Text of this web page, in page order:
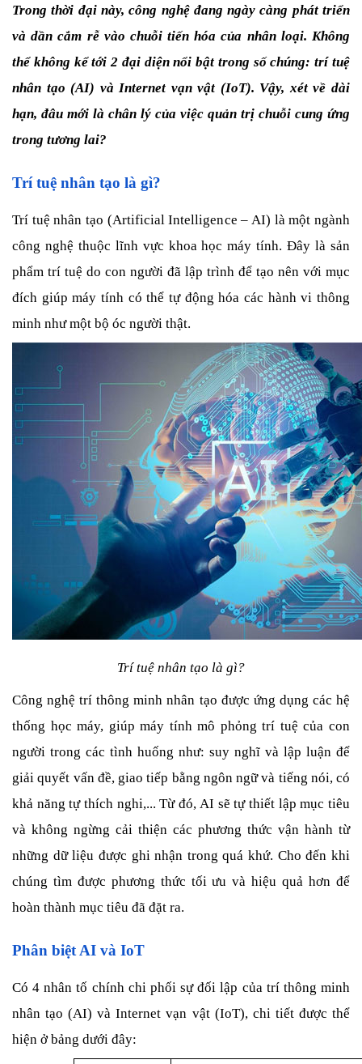
Trong thời đại này, công nghệ đang ngày càng phát triển
và dần cắm rễ vào chuỗi tiến hóa của nhân loại. Không
thể không kể tới 2 đại diện nổi bật trong số chúng: trí tuệ
nhân tạo (AI) và Internet vạn vật (IoT). Vậy, xét về dài
hạn, đâu mới là chân lý của việc quản trị chuỗi cung ứng
trong tương lai?
Trí tuệ nhân tạo là gì?
Trí tuệ nhân tạo (Artificial Intelligence – AI) là một ngành
công nghệ thuộc lĩnh vực khoa học máy tính. Đây là sản
phẩm trí tuệ do con người đã lập trình để tạo nên với mục
đích giúp máy tính có thể tự động hóa các hành vi thông
minh như một bộ óc người thật.
Trí tuệ nhân tạo là gì?
Công nghệ trí thông minh nhân tạo được ứng dụng các hệ
thống học máy, giúp máy tính mô phỏng trí tuệ của con
người trong các tình huống như: suy nghĩ và lập luận để
giải quyết vấn đề, giao tiếp bằng ngôn ngữ và tiếng nói, có
khả năng tự thích nghi,... Từ đó, AI sẽ tự thiết lập mục tiêu
và không ngừng cải thiện các phương thức vận hành từ
những dữ liệu được ghi nhận trong quá khứ. Cho đến khi
chúng tìm được phương thức tối ưu và hiệu quả hơn để
hoàn thành mục tiêu đã đặt ra.
Phân biệt AI và IoT
Có 4 nhân tố chính chi phối sự đối lập của trí thông minh
nhân tạo (AI) và Internet vạn vật (IoT), chi tiết được thể
hiện ở bảng dưới đây: